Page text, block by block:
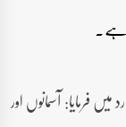
ہے۔
فرمایا: آسمانوں اور